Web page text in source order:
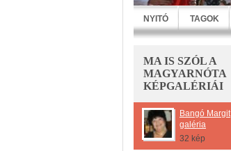
NYITÓ TAGOK
MA IS SZÓL A
MAGYARNÓTA
KÉPGALÉRIÁI
Bangó Margit
galéria
32 kép